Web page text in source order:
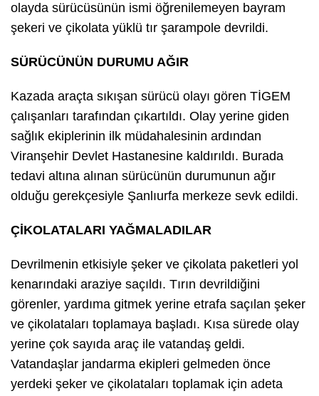
olayda sürücüsünün ismi öğrenilemeyen bayram
şekeri ve çikolata yüklü tır şarampole devrildi.
SÜRÜCÜNÜN DURUMU AĞIR
Kazada araçta sıkışan sürücü olayı gören TİGEM
çalışanları tarafından çıkartıldı. Olay yerine giden
sağlık ekiplerinin ilk müdahalesinin ardından
Viranşehir Devlet Hastanesine kaldırıldı. Burada
tedavi altına alınan sürücünün durumunun ağır
olduğu gerekçesiyle Şanlıurfa merkeze sevk edildi.
ÇİKOLATALARI YAĞMALADILAR
Devrilmenin etkisiyle şeker ve çikolata paketleri yol
kenarındaki araziye saçıldı. Tırın devrildiğini
görenler, yardıma gitmek yerine etrafa saçılan şeker
ve çikolataları toplamaya başladı. Kısa sürede olay
yerine çok sayıda araç ile vatandaş geldi.
Vatandaşlar jandarma ekipleri gelmeden önce
yerdeki şeker ve çikolataları toplamak için adeta